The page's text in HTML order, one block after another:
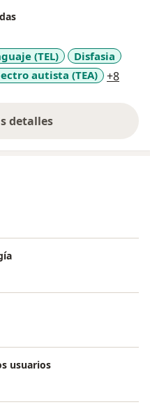
(TEL)
Disfasia
autista (TEA) +8
detalles
la experiencia
usuarios